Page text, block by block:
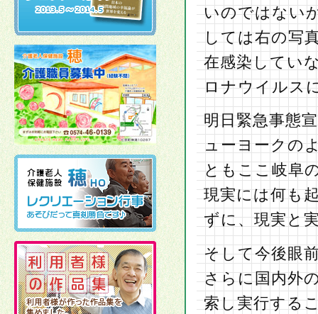
いのではない
しては右の写
在感染してい
ロナウイルス
明日緊急事態
ューヨークの
ともここ岐阜
現実には何も
ずに、現実と
そして今後眼
さらに国内外
索し実行する